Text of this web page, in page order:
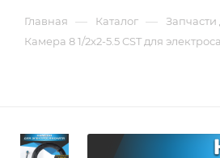
Главная — Каталог — Запчасти
Камера 8 1/2x2-5.5 CST для